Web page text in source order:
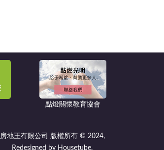
點燈關懷教育協會
房地王有限公司 版權所有 © 2024,
Redesigned by Housetube.